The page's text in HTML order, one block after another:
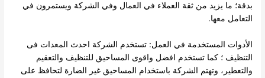
بدقة؛ ما يزيد من ثقة العملاء في العمال وفي الشركة ويستمرون في
التعامل معها.
الأدوات المستخدمة في العمل: تستخدم الشركة احدث المعدات فى
التنظيف ؛ كما تستخدم افضل واقوى المساحيق للتنظيف والتعقيم
والتعطير، وتهتم الشركة باستخدام المساحيق غير الضارة لتحافظ على